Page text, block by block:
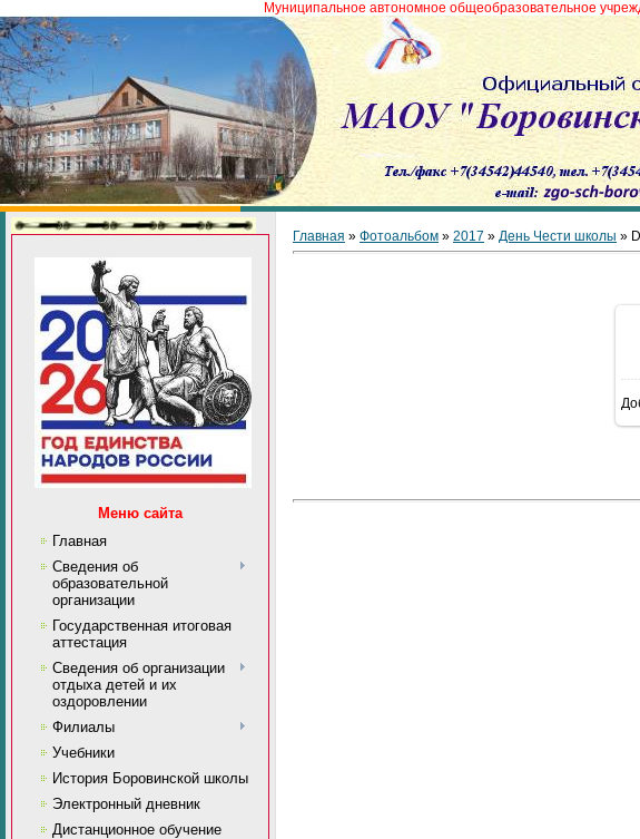
Муниципальное автономное общеобразовательное учреждение
Меню сайта
Главная
Сведения об
образовательной
организации
Государственная итоговая
аттестация
Сведения об организации
отдыха детей и их
оздоровлении
Филиалы
Учебники
История Боровинской школы
Электронный дневник
Дистанционное обучение
Главная » Фотоальбом » 2017 » День Чести школы »